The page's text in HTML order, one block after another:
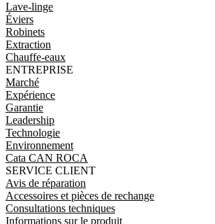
Lave-linge
Éviers
Robinets
Extraction
Chauffe-eaux
ENTREPRISE
Marché
Expérience
Garantie
Leadership
Technologie
Environnement
Cata CAN ROCA
SERVICE CLIENT
Avis de réparation
Accessoires et pièces de rechange
Consultations techniques
Informations sur le produit